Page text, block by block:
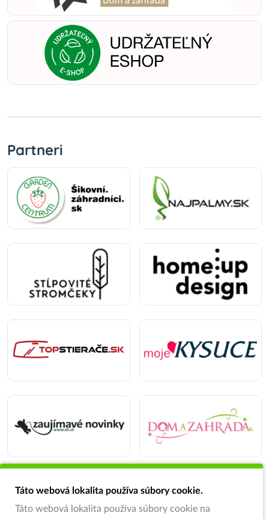
Partneri
Táto webová lokalita používa súbory cookie.
Táto webová lokalita používa súbory cookie na